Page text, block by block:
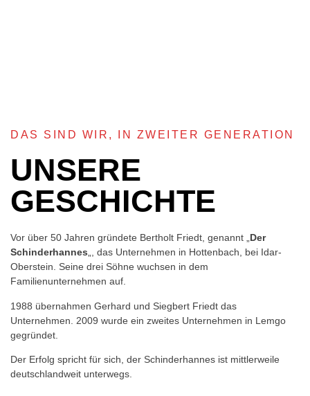
DAS SIND WIR, IN ZWEITER GENERATION
UNSERE
GESCHICHTE
Vor über 50 Jahren gründete Bertholt Friedt, genannt „Der
Schinderhannes„, das Unternehmen in Hottenbach, bei Idar-
Oberstein. Seine drei Söhne wuchsen in dem
Familienunternehmen auf.
1988 übernahmen Gerhard und Siegbert Friedt das
Unternehmen. 2009 wurde ein zweites Unternehmen in Lemgo
gegründet.
Der Erfolg spricht für sich, der Schinderhannes ist mittlerweile
deutschlandweit unterwegs.